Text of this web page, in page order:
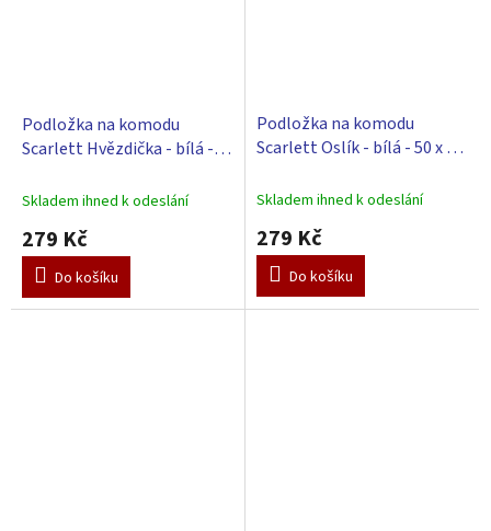
Podložka na komodu
Scarlett Hvězdička - bílá -
Skladem ihned k odeslání
279 Kč
Do košíku
Podložka na komodu
Scarlett Oslík - bílá - 50 x 72
Skladem ihned k odeslání
279 Kč
Do košíku